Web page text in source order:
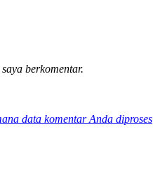
berkomentar.
data komentar Anda diproses